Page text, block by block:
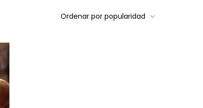
Ordenar por popularidad